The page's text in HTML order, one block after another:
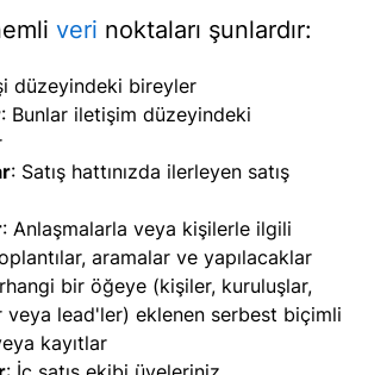
veri noktaları şunlardır:
düzeyindeki bireyler
: Bunlar iletişim düzeyindeki
: Satış hattınızda ilerleyen satış
: Anlaşmalarla veya kişilerle ilgili
aramalar ve yapılacaklar
bir öğeye (kişiler, kuruluşlar,
veya lead'ler) eklenen serbest biçimli
kayıtlar